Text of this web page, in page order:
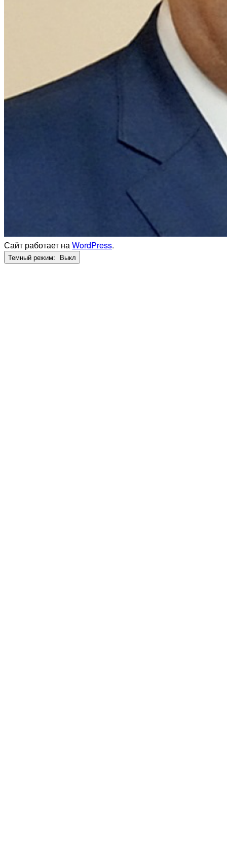
Сайт работает наWordPress.
Темный режим: